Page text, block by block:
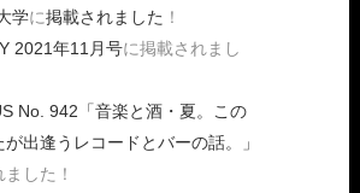
学に掲載されました ！
2021年11月号に掲載されまし
No. 942「音楽と酒・夏。この
出逢うレコードとバーの話。」
した！